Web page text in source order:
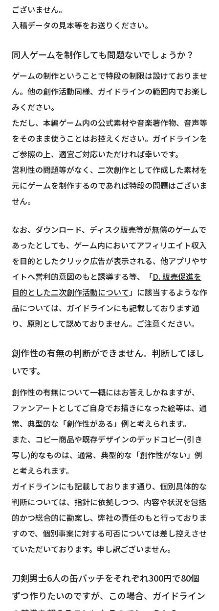
ございません。
入稿データの見本等をお送りください。
同人ゲームを制作しても問題ないでしょうか？
ゲームの制作ということで特段の制限は設けておりませ
ん。他の創作活動同様、ガイドラインの範囲内でお楽し
みください。
ただし、本編ゲーム内の公式素材や音楽著作物、音声等
をそのまま使うことはお控えください。ガイドラインを
ご参照の上、適宜ご対応いただければ幸いです。
営利性の問題等がなく、二次創作として作成した素材を
元にゲームを制作するのであれば特段の問題はございま
せん。
なお、ダウンロード、ディスク販売等が無償のゲームで
あったとしても、ゲーム内においてアフィリエイト収入
を目的としたクリック広告が表示される、他アプリやサ
イトへ営利的意図のもと誘導する等、「D. 販売促進を
目的とした二次創作活動について 」に該当するような作
品については、ガイドラインにも記載しております通
り、原則として認めておりません。ご注意ください。
創作性の有無の判断ができません。判断してほし
いです。
創作性の有無について一概にはお答えしかねますが、
ファンアートとしてご自身でお描きになった絵等は、通
常、典型的な「創作性がある」例と考えられます。
また、コピー商品や既存デザインのデッドコピー(引き
写し)的なものは、通常、典型的な「創作性がない」例
と考えられます。
ガイドラインにも記載しております通り、個別具体的な
判断については、指針に依拠しつつ、内容や状況を包括
的かつ総合的に勘案し、弊社の責任のもと行っておりま
すので、個別事案に対する可否については差し控えさせ
ていただいております。申し訳ございません。
刀剣男士6人の缶バッチをそれぞれ300円で80個
ずつ作りたいのですが、この場合、ガイドライン